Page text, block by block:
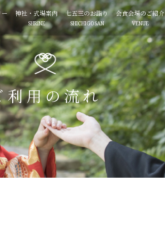
ー 神社・式場案内
SHRINE
七五三のお詣り
SHICHIGOSAN
会食会場のご紹介
VENUE
利用の流れ